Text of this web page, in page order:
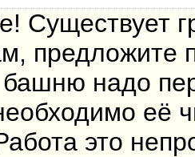
Существует
предложите
башню надо
её
это